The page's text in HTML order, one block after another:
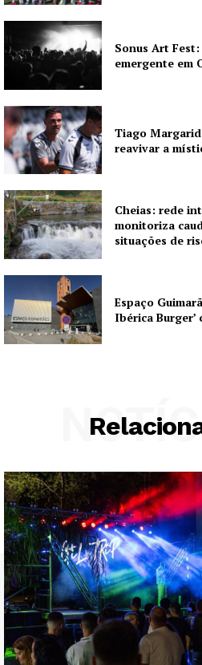
Institucional
Artigos
Edição Digital
Europa
Grande Entrevista
Quero ser Assinante
Sonus Art
emergente em
Tiago
reavivar a
Cheias: rede
monitoriza
situações de
Espaço
Ibérica Burger’